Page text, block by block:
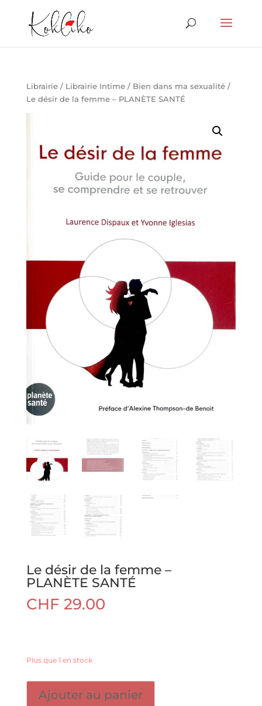
Librairie/ Librairie Intime/ Bien dans ma sexualité/
Le désir de la femme – PLANÈTE SANTÉ
Le désir de la femme –
PLANÈTE SANTÉ
CHF 29.00
Plus que 1 en stock
Ajouter au panier